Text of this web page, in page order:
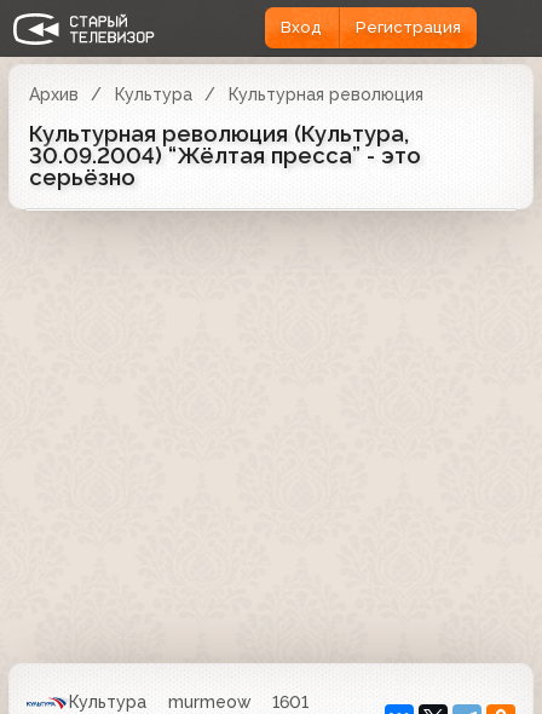
Вход Регистрация
Архив Культура Культурная революция
Культурная революция (Культура,
30.09.2004) “Жёлтая пресса” - это
серьёзно
Культура murmeow
1601